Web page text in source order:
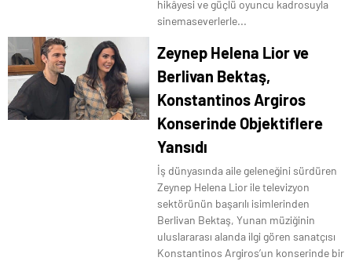
hikâyesi ve güçlü oyuncu kadrosuyla
sinemaseverlerle...
Zeynep Helena Lior ve
Berlivan Bektaş,
Konstantinos Argiros
Konserinde Objektiflere
Yansıdı
İş dünyasında aile geleneğini sürdüren
Zeynep Helena Lior ile televizyon
sektörünün başarılı isimlerinden
Berlivan Bektaş, Yunan müziğinin
uluslararası alanda ilgi gören sanatçısı
Konstantinos Argiros’un konserinde bir